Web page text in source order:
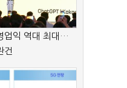
업익 역대 최대…
건